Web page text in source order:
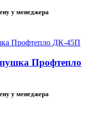
у менеджера
пушка Профтепло
у менеджера